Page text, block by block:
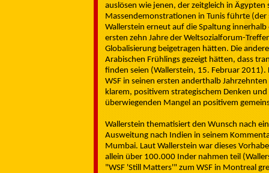
auslösen wie jenen, der zeitgleich in
Massendemonstrationen in Tunis führte
Wallerstein erneut auf die Spaltung
ersten zehn Jahre der Weltsozialforum-
Globalisierung beigetragen hätten. Die
Arabischen Frühlings gezeigt hätten, dass
finden seien (Wallerstein, 15. Februar
WSF in seinen ersten anderthalb
klarem, positivem strategischem Denken
überwiegenden Mangel an positivem
Wallerstein thematisiert den Wunsch nach
Ausweitung nach Indien in seinem
Mumbai. Laut Wallerstein war dieses
allein über 100.000 Inder nahmen teil
"WSF 'Still Matters'" zum WSF in Montreal